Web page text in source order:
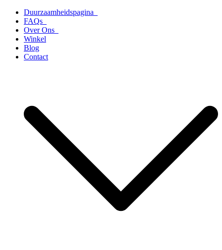
naar
inhoud
Duurzaamheidspagina
FAQs
Over Ons
Winkel
Blog
Contact